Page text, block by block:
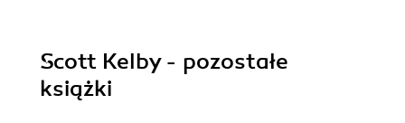
Scott Kelby - pozostałe
książki